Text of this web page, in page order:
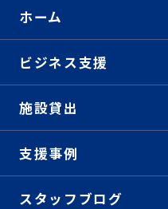
ホーム
ビジネス支援
施設貸出
支援事例
スタッフブログ